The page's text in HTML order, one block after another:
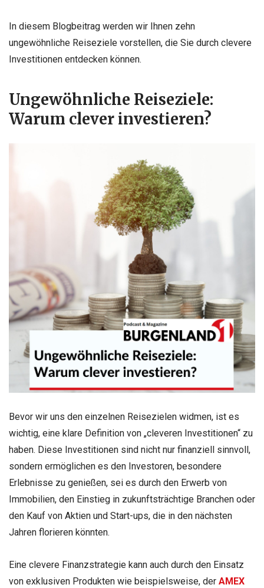
In diesem Blogbeitrag werden wir Ihnen zehn
ungewöhnliche Reiseziele vorstellen, die Sie durch clevere
Investitionen entdecken können.
Ungewöhnliche Reiseziele:
Warum clever investieren?
Bevor wir uns den einzelnen Reisezielen widmen, ist es
wichtig, eine klare Definition von „cleveren Investitionen“ zu
haben. Diese Investitionen sind nicht nur finanziell sinnvoll,
sondern ermöglichen es den Investoren, besondere
Erlebnisse zu genießen, sei es durch den Erwerb von
Immobilien, den Einstieg in zukunftsträchtige Branchen oder
den Kauf von Aktien und Start-ups, die in den nächsten
Jahren florieren könnten.
Eine clevere Finanzstrategie kann auch durch den Einsatz
von exklusiven Produkten wie beispielsweise, der AMEX